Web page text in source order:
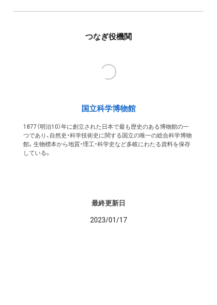
つなぎ役機関
国立科学博物館
1877（明治10）年に創立された日本で最も歴史のある博物館の一
つであり、自然史・科学技術史に関する国立の唯一の総合科学博物
館。生物標本から地質・理工・科学史など多岐にわたる資料を保存
している。
最終更新日
2023/01/17